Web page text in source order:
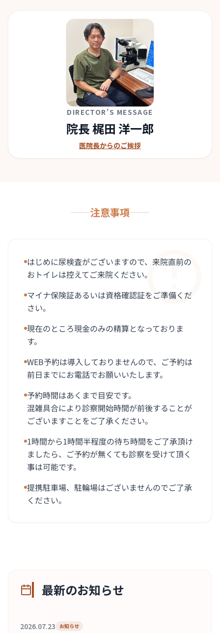
DIRECTOR'S MESSAGE
院長 梶田 洋一郎
医院長からのご挨拶
注意事項
はじめに尿検査がございますので、来院直前の
おトイレは控えてご来院ください。
マイナ保険証あるいは資格確認証をご準備くだ
さい。
現在のところ現金のみの精算となっておりま
す。
WEB予約は導入しておりませんので、ご予約は
前日までにお電話でお願いいたします。
予約時間はあくまで目安です。
混雑具合により診察開始時間が前後することが
ございますことをご了承ください。
1時間から1時間半程度の待ち時間をご了承頂け
ましたら、ご予約が無くても診察を受けて頂く
事は可能です。
提携駐車場、駐輪場はございませんのでご了承
ください。
最新のお知らせ
2026.07.23 お知らせ